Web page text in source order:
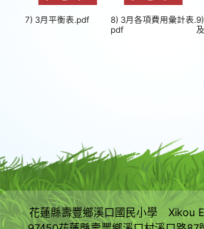
7) 3月平衡表.pdf
8) 3月各項費用彙計表.
pdf
花蓮縣壽豐鄉溪口國民小學 Xikou